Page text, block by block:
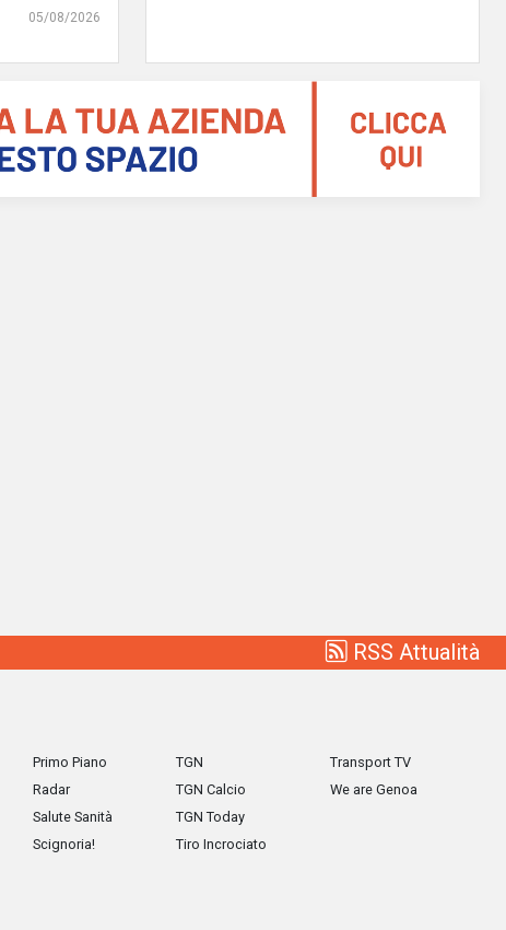
05/08/2026
RSS Attualità
Primo Piano
Radar
Salute Sanità
Scignoria!
TGN
TGN Calcio
TGN Today
Tiro Incrociato
Transport TV
We are Genoa